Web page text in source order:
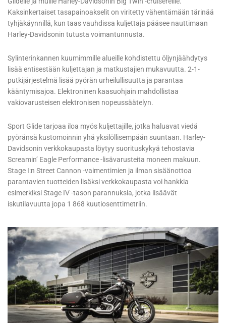
Kaksinkertaiset tasapainoakselit on viritetty vähentämään tärinää
tyhjäkäynnillä, kun taas vauhdissa kuljettaja pääsee nauttimaan
Harley-Davidsonin tutusta voimantunnusta.
Sylinterinkannen kuumimmille alueille kohdistettu öljynjäähdytys
lisää entisestään kuljettajan ja matkustajien mukavuutta. 2-1-
putkijärjestelmä lisää pyörän urheilullisuutta ja parantaa
kääntymisajoa. Elektroninen kaasuohjain mahdollistaa
vakiovarusteisen elektronisen nopeussäätelyn.
Sport Glide tarjoaa iloa myös kuljettajille, jotka haluavat viedä
pyöränsä kustomoinnin yhä yksilöllisempään suuntaan. Harley-
Davidsonin verkkokaupasta löytyy suorituskykyä tehostavia
Screamin’ Eagle Performance -lisävarusteita moneen makuun.
Stage I:n Street Cannon -vaimentimien ja ilman sisäänottoa
parantavien tuotteiden lisäksi verkkokaupasta voi hankkia
esimerkiksi Stage IV -tason parannuksia, jotka lisäävät
iskutilavuutta jopa 1 868 kuutiosenttimetriin.